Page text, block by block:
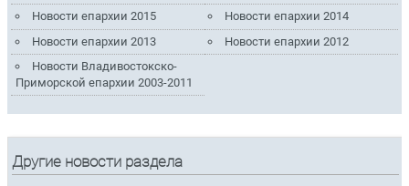
Новости епархии 2015
Новости епархии 2014
Новости епархии 2013
Новости епархии 2012
Новости Владивостокско-
Приморской епархии 2003-2011
Другие новости раздела